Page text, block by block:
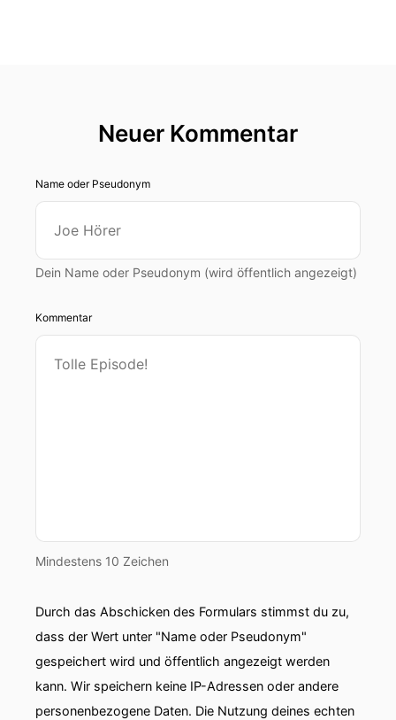
Neuer Kommentar
Name oder Pseudonym
Dein Name oder Pseudonym (wird öffentlich angezeigt)
Kommentar
Mindestens 10 Zeichen
Durch das Abschicken des Formulars stimmst du zu,
dass der Wert unter "Name oder Pseudonym"
gespeichert wird und öffentlich angezeigt werden
kann. Wir speichern keine IP-Adressen oder andere
personenbezogene Daten. Die Nutzung deines echten